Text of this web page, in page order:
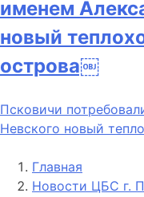
именем
новый
острова￼
Псковичи
Невского новый
Главная
Новости ЦБС г.